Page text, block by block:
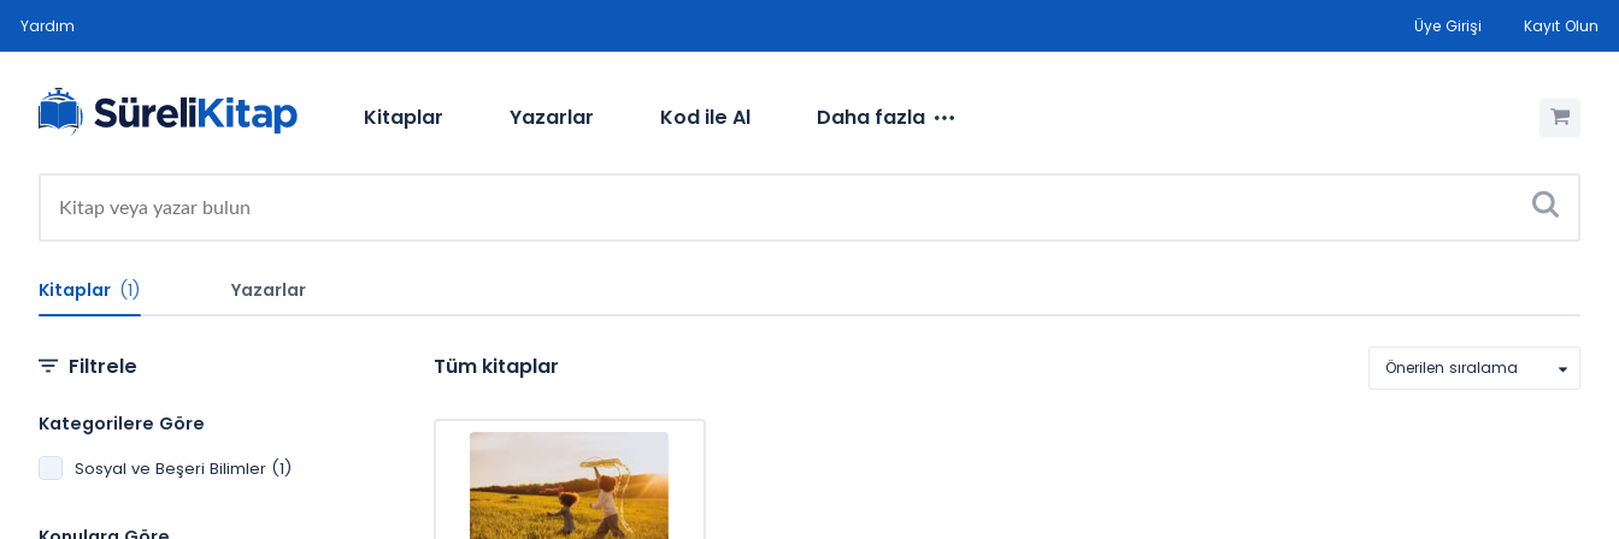
Yardım Üye Girişi Kayıt Olun
Kitaplar Yazarlar Kod ile Al Daha fazla
Kitaplar (1) Yazarlar
Filtrele
Kategorilere Göre
Sosyal ve Beşeri Bilimler (1)
Tüm kitaplar Önerilen sıralama